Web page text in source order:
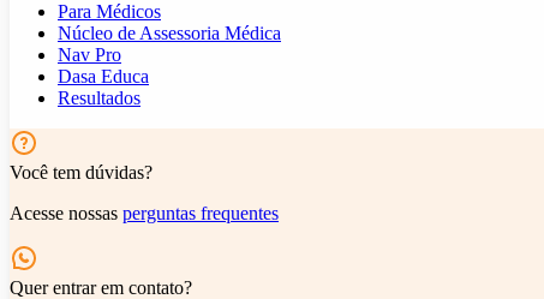
Para Médicos
Núcleo de Assessoria Médica
Nav Pro
Dasa Educa
Resultados
Você tem dúvidas?
Acesse nossas perguntas frequentes
Quer entrar em contato?